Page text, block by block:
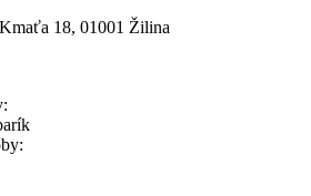
18, 01001 Žilina